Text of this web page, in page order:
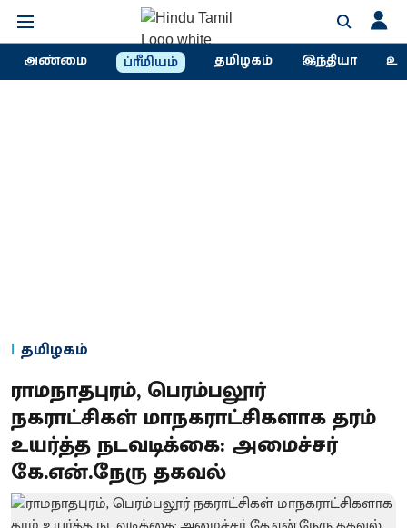
அண்மை ப்ரீமியம் தமிழகம் இந்தியா
தமிழகம்
ராமநாதபுரம், பெரம்பலூர்
நகராட்சிகள் மாநகராட்சிகளாக தரம்
உயர்த்த நடவடிக்கை: அமைச்சர்
கே.என்.நேரு தகவல்